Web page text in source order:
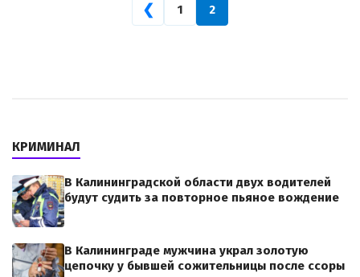
❮ 1 2
КРИМИНАЛ
В Калининградской области двух водителей
будут судить за повторное пьяное вождение
В Калининграде мужчина украл золотую
цепочку у бывшей сожительницы после ссоры